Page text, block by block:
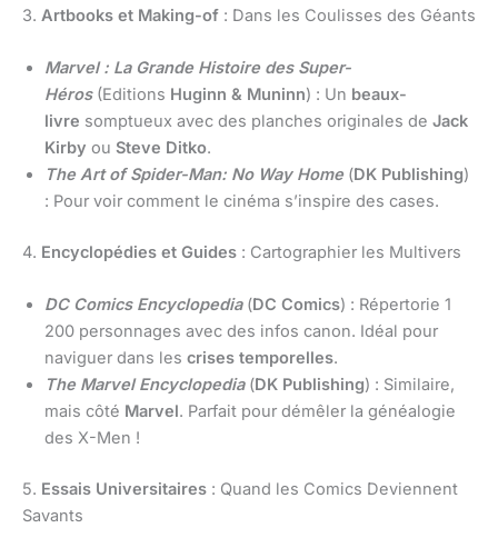
3. Artbooks et Making-of : Dans les Coulisses des Géants
Marvel : La Grande Histoire des Super-
Héros(Editions Huginn & Muninn) : Un beaux-
livre somptueux avec des planches originales de Jack
Kirby ou Steve Ditko.
The Art of Spider-Man: No Way Home(DK Publishing)
: Pour voir comment le cinéma s’inspire des cases.
4. Encyclopédies et Guides : Cartographier les Multivers
DC Comics Encyclopedia(DC Comics) : Répertorie 1
200 personnages avec des infos canon. Idéal pour
naviguer dans les crises temporelles.
The Marvel Encyclopedia(DK Publishing) : Similaire,
mais côté Marvel. Parfait pour démêler la généalogie
des X-Men !
5. Essais Universitaires : Quand les Comics Deviennent
Savants